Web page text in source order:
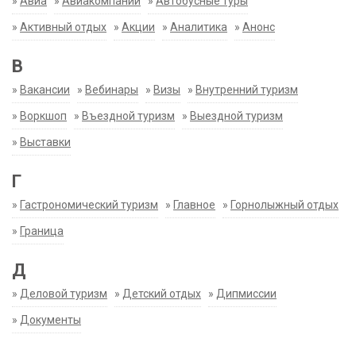
» Активный отдых » Акции » Аналитика » Анонс
В
» Вакансии » Вебинары » Визы » Внутренний туризм
» Воркшоп » Въездной туризм » Выездной туризм
» Выставки
Г
» Гастрономический туризм » Главное » Горнолыжный отдых
» Граница
Д
» Деловой туризм » Детский отдых » Дипмиссии
» Документы